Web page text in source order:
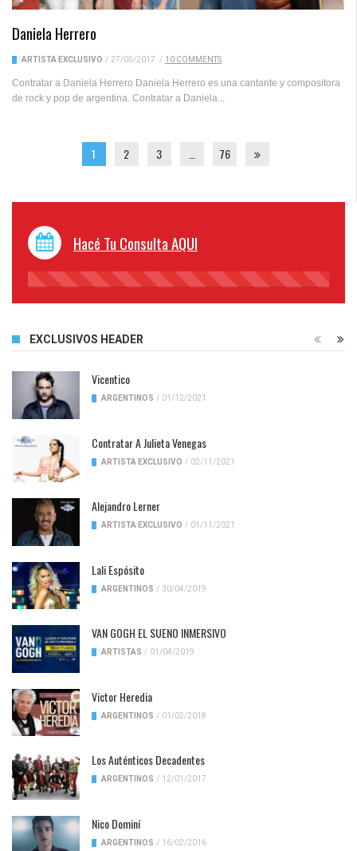
Daniela Herrero
ARTISTA EXCLUSIVO / 27/05/2017 / 10 COMMENTS
Contratar a Daniela Herrero Daniela Herrero es una cantante y compositora
de rock y pop de argentina. Contratar a Daniela...
1 2 3 … 76
Hacé Tu Consulta AQUI
45%
EXCLUSIVOS HEADER
Vicentico
ARGENTINOS / 01/12/2021
Contratar A Julieta Venegas
ARTISTA EXCLUSIVO / 02/11/2021
Alejandro Lerner
ARTISTA EXCLUSIVO / 01/11/2021
Lali Espósito
ARGENTINOS / 30/04/2019
VAN GOGH EL SUENO INMERSIVO
ARTISTAS / 01/04/2019
Victor Heredia
ARGENTINOS / 01/02/2018
Los Auténticos Decadentes
ARGENTINOS / 12/01/2017
Nico Dominí
ARGENTINOS / 16/02/2016